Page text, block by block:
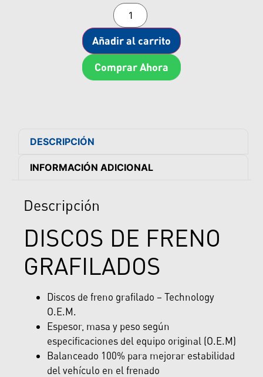
Añadir al carrito
Comprar Ahora
DESCRIPCIÓN
INFORMACIÓN ADICIONAL
Descripción
DISCOS DE FRENO
GRAFILADOS
Discos de freno grafilado – Technology
O.E.M.
Espesor, masa y peso según
especificaciones del equipo original (O.E.M)
Balanceado 100% para mejorar estabilidad
del vehículo en el frenado